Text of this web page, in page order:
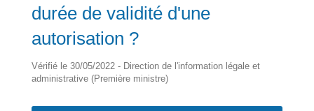
durée de validité d'une
autorisation ?
Vérifié le 30/05/2022 - Direction de l'information légale et
administrative (Première ministre)